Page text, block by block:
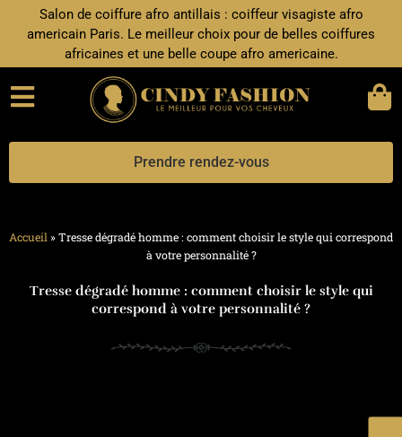
Salon de coiffure afro antillais : coiffeur visagiste afro
americain Paris. Le meilleur choix pour de belles coiffures
africaines et une belle coupe afro americaine.
Prendre rendez-vous
Accueil»Tresse dégradé homme : comment choisir le style qui correspond
à votre personnalité ?
Tresse dégradé homme : comment choisir le style qui
correspond à votre personnalité ?